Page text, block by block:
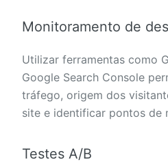
Monitoramento de
Utilizar ferramentas como
Google Search Console
tráfego, origem dos
site e identificar pontos de
Testes A/B